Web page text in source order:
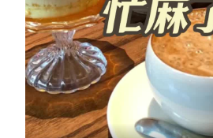
智库 产品场
产品更新动态 帮助中
行业洞察
品牌消费观 行业报告